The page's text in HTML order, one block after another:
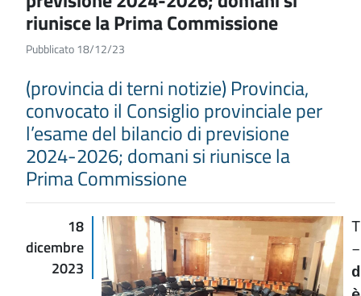
riunisce la Prima Commissione
Pubblicato 18/12/23
(provincia di terni notizie) Provincia,
convocato il Consiglio provinciale per
l’esame del bilancio di previsione
2024-2026; domani si riunisce la
Prima Commissione
18
dicembre
2023